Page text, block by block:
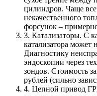
цилиндров. Чаще
некачественного
форсунок –
3. Катализаторы. С
катализатора может
Диагностику
эндоскопии через
зондов. Стоимость
рублей (сильно
4. Цепной привод